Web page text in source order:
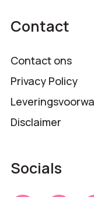
Contact
Contact ons
Privacy Policy
Disclaimer
Socials